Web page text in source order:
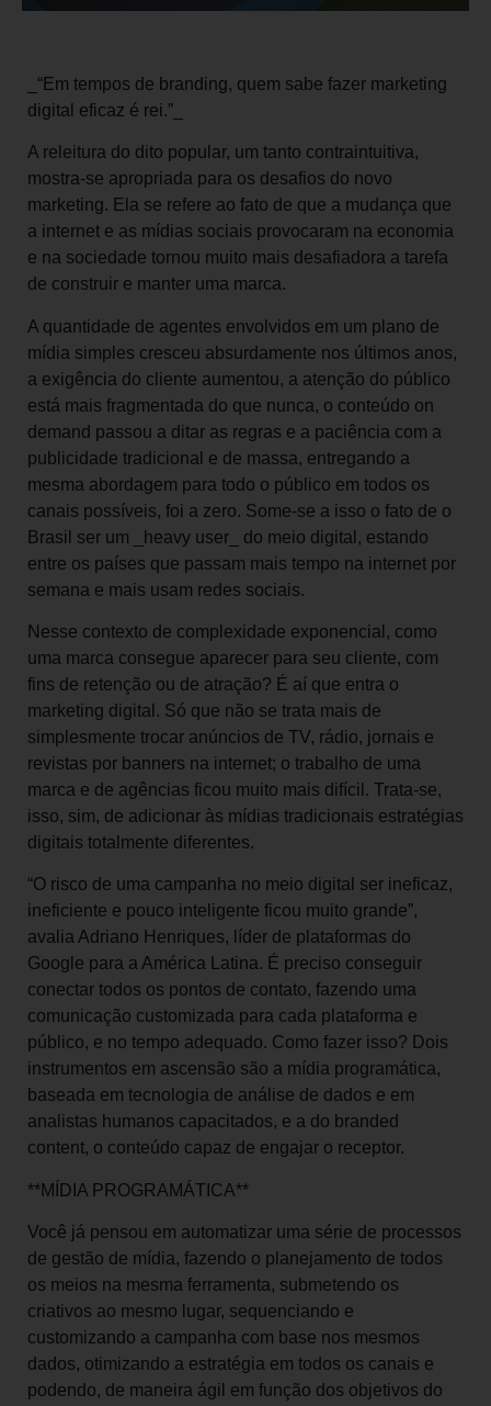
_“Em tempos de branding, quem sabe fazer marketing
digital eficaz é rei.”_
A releitura do dito popular, um tanto contraintuitiva,
mostra-se apropriada para os desafios do novo
marketing. Ela se refere ao fato de que a mudança que
a internet e as mídias sociais provocaram na economia
e na sociedade tornou muito mais desafiadora a tarefa
de construir e manter uma marca.
A quantidade de agentes envolvidos em um plano de
mídia simples cresceu absurdamente nos últimos anos,
a exigência do cliente aumentou, a atenção do público
está mais fragmentada do que nunca, o conteúdo on
demand passou a ditar as regras e a paciência com a
publicidade tradicional e de massa, entregando a
mesma abordagem para todo o público em todos os
canais possíveis, foi a zero. Some-se a isso o fato de o
Brasil ser um _heavy user_ do meio digital, estando
entre os países que passam mais tempo na internet por
semana e mais usam redes sociais.
Nesse contexto de complexidade exponencial, como
uma marca consegue aparecer para seu cliente, com
fins de retenção ou de atração? É aí que entra o
marketing digital. Só que não se trata mais de
simplesmente trocar anúncios de TV, rádio, jornais e
revistas por banners na internet; o trabalho de uma
marca e de agências ficou muito mais difícil. Trata-se,
isso, sim, de adicionar às mídias tradicionais estratégias
digitais totalmente diferentes.
“O risco de uma campanha no meio digital ser ineficaz,
ineficiente e pouco inteligente ficou muito grande”,
avalia Adriano Henriques, líder de plataformas do
Google para a América Latina. É preciso conseguir
conectar todos os pontos de contato, fazendo uma
comunicação customizada para cada plataforma e
público, e no tempo adequado. Como fazer isso? Dois
instrumentos em ascensão são a mídia programática,
baseada em tecnologia de análise de dados e em
analistas humanos capacitados, e a do branded
content, o conteúdo capaz de engajar o receptor.
**MÍDIA PROGRAMÁTICA**
Você já pensou em automatizar uma série de processos
de gestão de mídia, fazendo o planejamento de todos
os meios na mesma ferramenta, submetendo os
criativos ao mesmo lugar, sequenciando e
customizando a campanha com base nos mesmos
dados, otimizando a estratégia em todos os canais e
podendo, de maneira ágil em função dos objetivos do